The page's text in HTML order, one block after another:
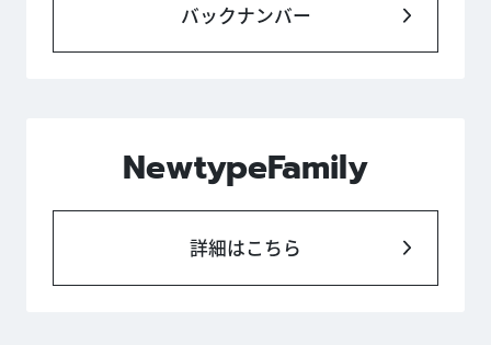
バックナンバー
NewtypeFamily
詳細はこちら